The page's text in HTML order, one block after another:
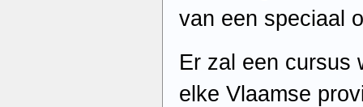
van een speciaal
Er zal een cursus
elke Vlaamse